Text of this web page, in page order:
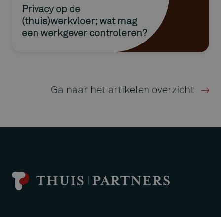
Privacy op de
(thuis)werkvloer; wat mag
een werkgever controleren?
Ga naar het artikelen overzicht